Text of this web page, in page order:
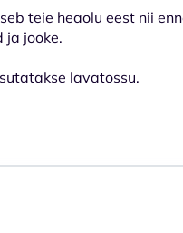
teie heaolu eest nii
ja jooke.
lavatossu.